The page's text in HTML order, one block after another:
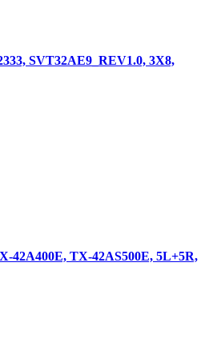
SVT32AE9_REV1.0, 3X8,
42A400E, TX-42AS500E, 5L+5R,